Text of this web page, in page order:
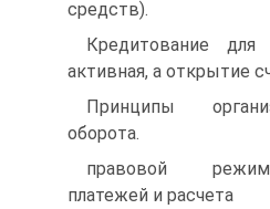
средств).
Кредитование
активная, а открытие
Принципы
оборота.
правовой
платежей и расчета